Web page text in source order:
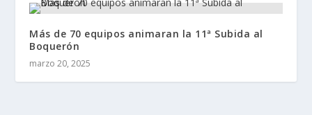
Más de 70 equipos animaran la 11ª Subida al
Boquerón
marzo 20, 2025